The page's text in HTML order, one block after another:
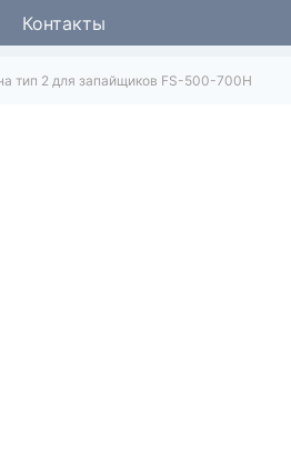
Контакты
тип 2 для запайщиков FS-500-700H